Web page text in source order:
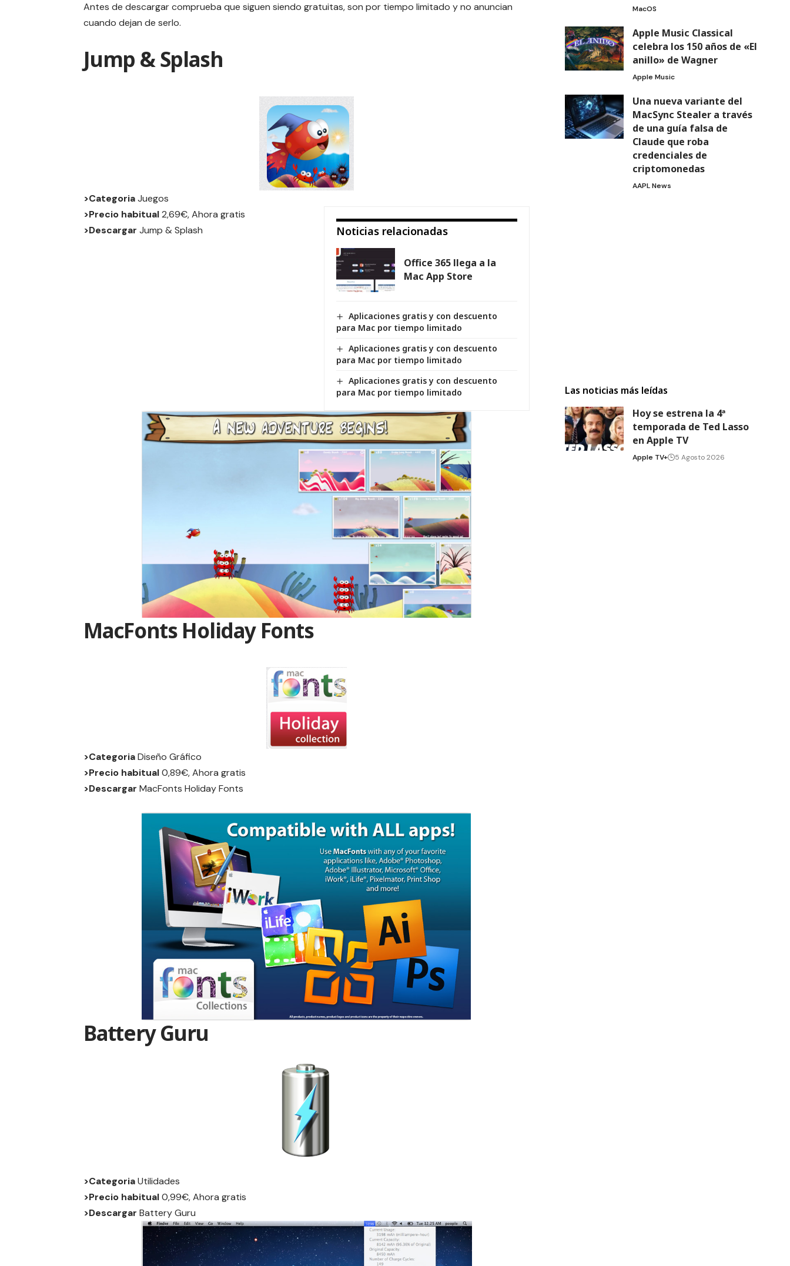
Antes de descargar comprueba que siguen siendo gratuitas, son por tiempo limitado y no anuncian
cuando dejan de serlo.
Jump & Splash
>CategoriaJuegos
Noticias relacionadas
Office 365 llega a la
Mac App Store
Aplicaciones gratis y con descuento
para Mac por tiempo limitado
Aplicaciones gratis y con descuento
para Mac por tiempo limitado
Aplicaciones gratis y con descuento
para Mac por tiempo limitado
>Precio habitual2,69€, Ahora gratis
>Descargar Jump & Splash
MacFonts Holiday Fonts
>CategoriaDiseño Gráfico
>Precio habitual0,89€, Ahora gratis
>Descargar MacFonts Holiday Fonts
Battery Guru
>CategoriaUtilidades
>Precio habitual0,99€, Ahora gratis
>Descargar Battery Guru
MacOS
Apple Music Classical
celebra los 150 años de «El
anillo» de Wagner
Apple Music
Una nueva variante del
MacSync Stealer a través
de una guía falsa de
Claude que roba
credenciales de
criptomonedas
AAPL News
Las noticias más leídas
Hoy se estrena la 4ª
temporada de Ted Lasso
en Apple TV
Apple TV+ 5 Agosto 2026